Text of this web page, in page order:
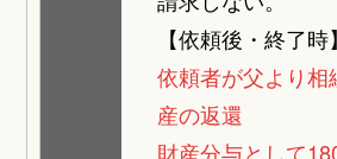
【依頼後・終了時】
依頼者が父より相
産の返還
財産分与として